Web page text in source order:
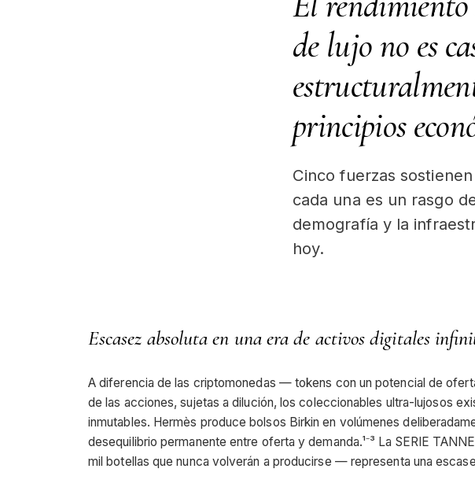
de lujo no es
principios
Cinco fuerzas
cada una es un rasgo
demografía y la
hoy.
Escasez absoluta en una era de activos digitales
A diferencia de las criptomonedas — tokens con un potencial de
de las acciones, sujetas a dilución, los coleccionables ultra-lujosos
inmutables. Hermès produce bolsos Birkin en volúmenes
desequilibrio permanente entre oferta y demanda.¹⁻³ La SERIE
mil botellas que nunca volverán a producirse — representa una